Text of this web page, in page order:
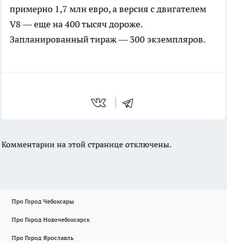
примерно 1,7 млн евро, а версия с двигателем
V8 — еще на 400 тысяч дороже.
Запланированный тираж — 300 экземпляров.
Комментарии на этой странице отключены.
Про Город Чебоксары
Про Город Новочебоксарск
Про Город Ярославль